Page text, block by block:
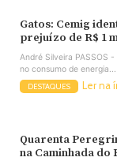
Gatos: Cemig
prejuízo de R$ 1
André Silveira PASSOS
no consumo de energia...
DESTAQUES Ler na
Quarenta
na Caminhada do